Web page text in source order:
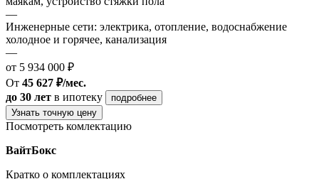
—
Инженерные сети: электрика, отопление, водоснабжение
холодное и горячее, канализация
—
от 5 934 000 ₽
От 45 627 ₽/мес.
до 30 лет в ипотеку
подробнее
Узнать точную цену
Посмотреть комлектацию
ВайтБокс
Кратко о комплектациях